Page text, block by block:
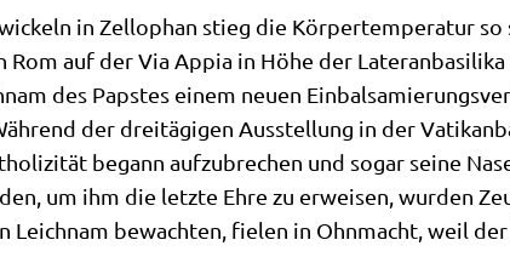
in Zel­lo­phan stieg die Kör­per­tem­pe­ra­tur
Rom auf der Via Appia in Höhe der
des Pap­stes einem neu­en
der drei­tä­gi­gen Aus­stel­lung in der
begann auf­zu­bre­chen und sogar sei­ne
um ihm die letz­te Ehre zu erwei­sen, wur­den
Leich­nam bewach­ten, fie­len in Ohn­macht, weil